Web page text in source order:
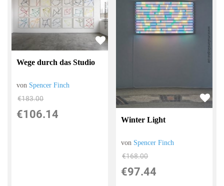
Wege durch das Studio
von Spencer Finch
€183.00
€106.14 Winter Light
von Spencer Finch
€168.00
€97.44